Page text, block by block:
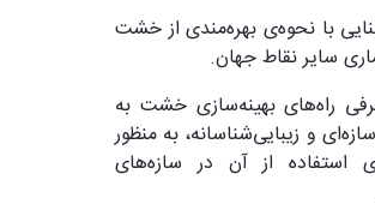
با نحوه‌ی بهره‌مندی از خشت
سایر نقاط جهان.
راه‌های بهینه‌سازی خشت به
و زیبایی‌شناسانه، به منظور
استفاده از آن در سازه‌های